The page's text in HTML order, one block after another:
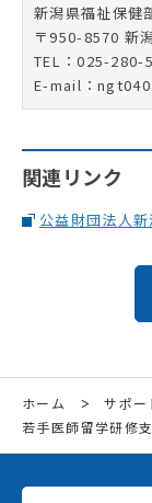
新潟県福祉保健
〒950-8570 新
TEL：025-280-
E-mail：
関連リンク
公益財団法人
ホーム サポー
若手医師留学研修